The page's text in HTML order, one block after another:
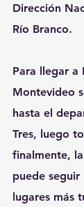
Dirección
Río Branco.
Para llegar a
Montevideo
hasta el
Tres, luego
finalmente,
puede
lugares más